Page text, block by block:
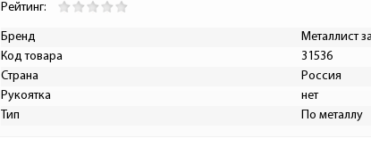
Рейтинг:
Бренд
Металлист
Код товара
31536
Страна
Россия
Рукоятка
нет
Тип
По металлу